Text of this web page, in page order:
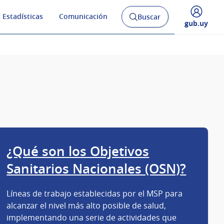
Estadísticas Comunicación
Abrir
buscador
Buscar
Desplegar
gub.uy
¿Qué son los Objetivos
Sanitarios Nacionales (OSN)?
Líneas de trabajo establecidas por el MSP para
alcanzar el nivel más alto posible de salud,
implementando una serie de actividades que